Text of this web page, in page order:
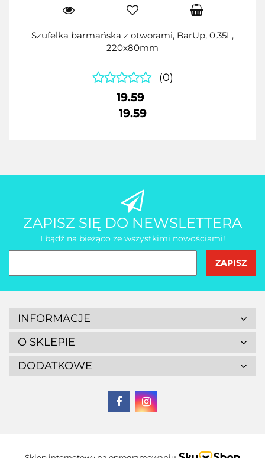
Szufelka barmańska z otworami, BarUp, 0,35L,
220x80mm
(0)
19.59
19.59
ZAPISZ SIĘ DO NEWSLETTERA
I bądź na bieżąco ze wszystkimi nowościami!
INFORMACJE
O SKLEPIE
DODATKOWE